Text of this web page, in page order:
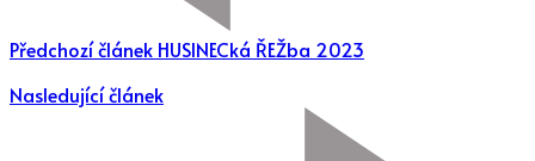
Předchozí článek HUSINECká ŘEŽba 2023
Nasledující článek